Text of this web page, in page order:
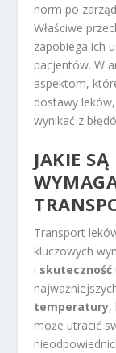
norm po
Właściwe
zapobiega ich
pacjentów. W
aspektom,
dostawy
wynikać z
JAKIE
Transport
kluczowych
i skuteczność
temperatury,
może utracić